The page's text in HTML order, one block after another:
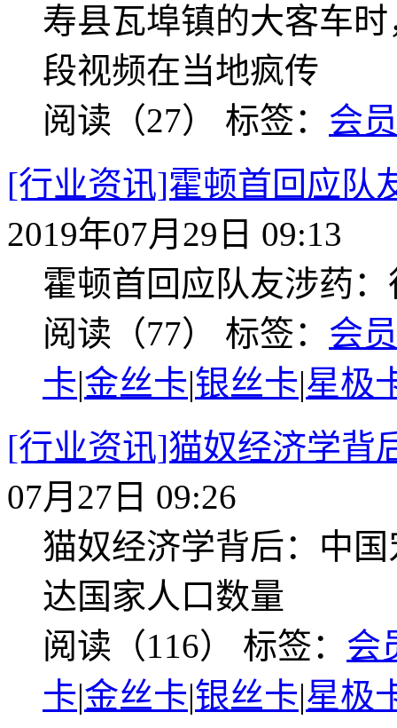
寿县瓦埠镇的大客车
段视频在当地疯传
阅读（27） 标签： 会
[行业资讯]霍顿首回应队
2019年07月29日 09:13
霍顿首回应队友涉药
阅读（77） 标签： 会
卡|金丝卡|银丝卡|星极
[行业资讯]猫奴经济学背
07月27日 09:26
猫奴经济学背后：中
达国家人口数量
阅读（116） 标签： 会
卡|金丝卡|银丝卡|星极